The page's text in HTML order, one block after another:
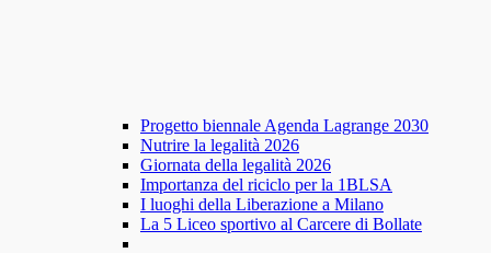
Progetto biennale Agenda Lagrange 2030
Nutrire la legalità 2026
Giornata della legalità 2026
Importanza del riciclo per la 1BLSA
I luoghi della Liberazione a Milano
La 5 Liceo sportivo al Carcere di Bollate